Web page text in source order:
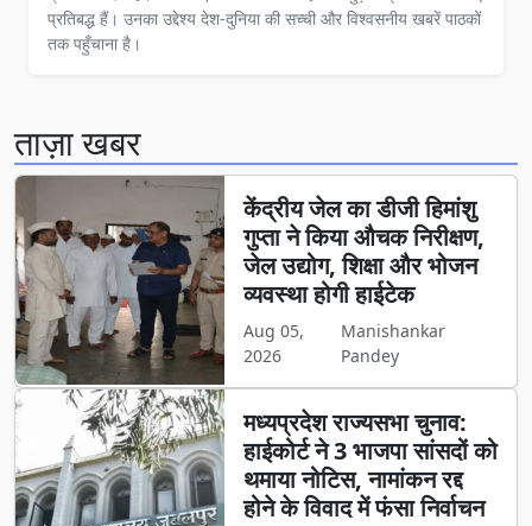
प्रतिबद्ध हैं। उनका उद्देश्य देश-दुनिया की सच्ची और विश्वसनीय खबरें पाठकों
तक पहुँचाना है।
ताज़ा खबर
केंद्रीय जेल का डीजी हिमांशु
गुप्ता ने किया औचक निरीक्षण,
जेल उद्योग, शिक्षा और भोजन
व्यवस्था होगी हाईटेक
Aug 05,
2026
Manishankar
Pandey
मध्यप्रदेश राज्यसभा चुनाव:
हाईकोर्ट ने 3 भाजपा सांसदों को
थमाया नोटिस, नामांकन रद्द
होने के विवाद में फंसा निर्वाचन